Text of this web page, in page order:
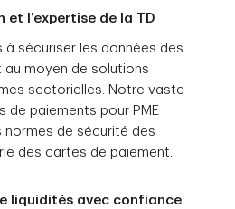
et l’expertise de la TD
à sécuriser les données des
moyen de solutions
sectorielles. Notre vaste
de paiements pour PME
de sécurité des
des cartes de paiement.
liquidités avec confiance